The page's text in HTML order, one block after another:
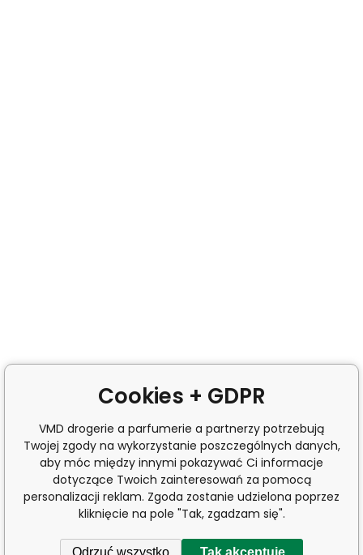
Cookies + GDPR
VMD drogerie a parfumerie a partnerzy potrzebują
Twojej zgody na wykorzystanie poszczególnych danych,
aby móc między innymi pokazywać Ci informacje
dotyczące Twoich zainteresowań za pomocą
personalizacji reklam. Zgoda zostanie udzielona poprzez
kliknięcie na pole "Tak, zgadzam się".
Odrzuć wszystko Tak akceptuję